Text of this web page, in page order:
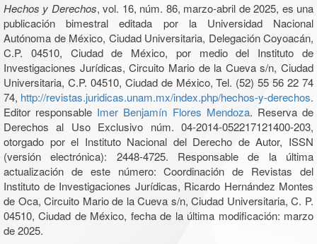
Hechos y Derechos, vol. 16, núm. 86, marzo-abril de 2025, es una
publicación bimestral editada por la Universidad Nacional
Autónoma de México, Ciudad Universitaria, Delegación Coyoacán,
C.P. 04510, Ciudad de México, por medio del Instituto de
Investigaciones Jurídicas, Circuito Mario de la Cueva s/n, Ciudad
Universitaria, C.P. 04510, Ciudad de México, Tel. (52) 55 56 22 74
74, http://revistas.juridicas.unam.mx/index.php/hechos-y-derechos.
Editor responsable Imer Benjamín Flores Mendoza. Reserva de
Derechos al Uso Exclusivo núm. 04-2014-052217121400-203,
otorgado por el Instituto Nacional del Derecho de Autor, ISSN
(versión electrónica): 2448-4725. Responsable de la última
actualización de este número: Coordinación de Revistas del
Instituto de Investigaciones Jurídicas, Ricardo Hernández Montes
de Oca, Circuito Mario de la Cueva s/n, Ciudad Universitaria, C. P.
04510, Ciudad de México, fecha de la última modificación: marzo
de 2025.